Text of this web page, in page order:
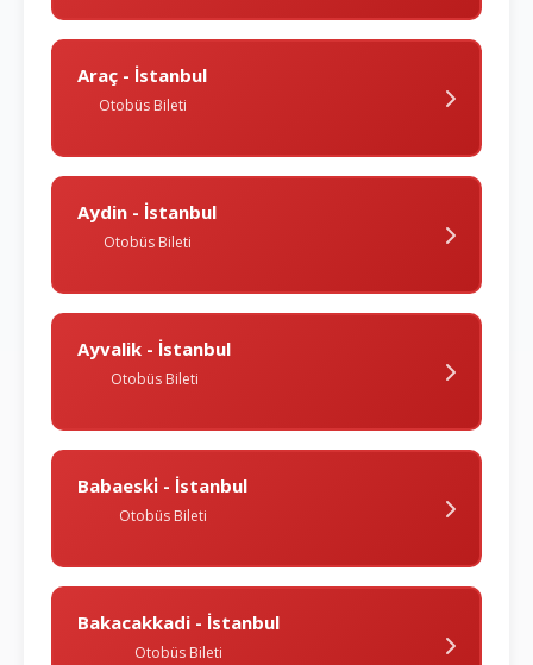
Araç - İstanbul
Otobüs Bileti
Aydin - İstanbul
Otobüs Bileti
Ayvalik - İstanbul
Otobüs Bileti
Babaeski̇ - İstanbul
Otobüs Bileti
Bakacakkadi - İstanbul
Otobüs Bileti